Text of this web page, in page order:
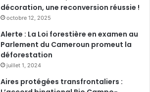
décoration, une reconversion réussie !
octobre 12, 2025
Alerte : La Loi forestière en examen au
Parlement du Cameroun promeut la
déforestation
juillet 1, 2024
Aires protégées transfrontaliers :